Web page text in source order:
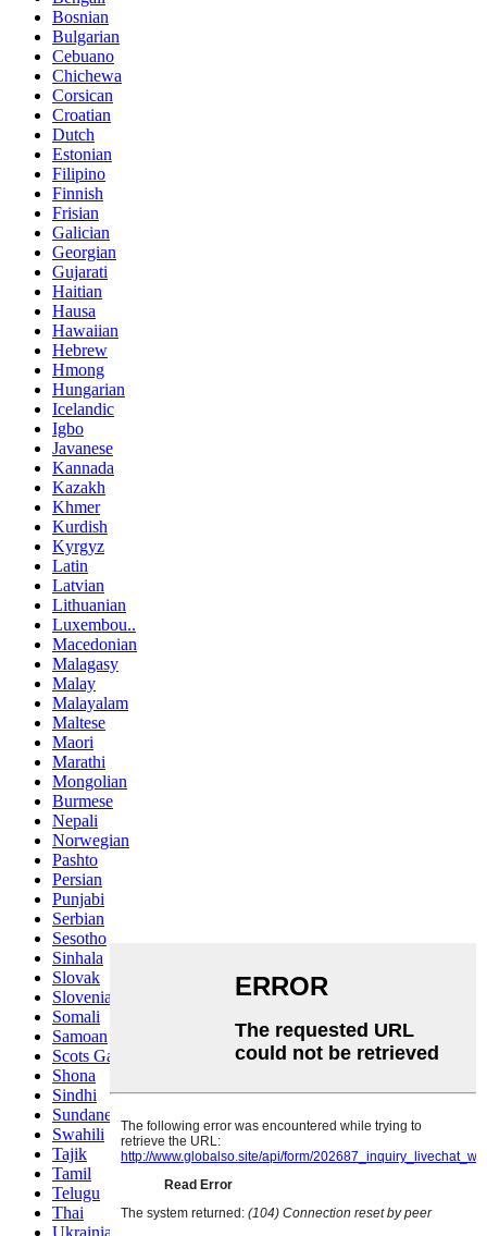
Bosnian
Bulgarian
Cebuano
Chichewa
Corsican
Croatian
Dutch
Estonian
Filipino
Finnish
Frisian
Galician
Georgian
Gujarati
Haitian
Hausa
Hawaiian
Hebrew
Hmong
Hungarian
Icelandic
Igbo
Javanese
Kannada
Kazakh
Khmer
Kurdish
Kyrgyz
Latin
Latvian
Lithuanian
Luxembou..
Macedonian
Malagasy
Malay
Malayalam
Maltese
Maori
Marathi
Mongolian
Burmese
Nepali
Norwegian
Pashto
Persian
Punjabi
Serbian
Sesotho
Sinhala
Slovak
Slovenian
Somali
Samoan
Scots Gaelic
Shona
Sindhi
Sundanese
Swahili
Tajik
Tamil
Telugu
Thai
Ukrainian